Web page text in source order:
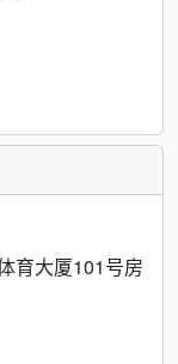
育大厦101号房